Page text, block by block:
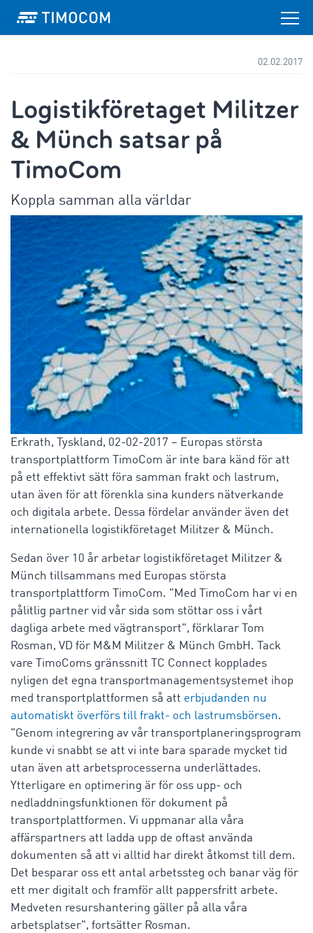
02.02.2017
Logistikföretaget Militzer
& Münch satsar på
TimoCom
Koppla samman alla världar
Erkrath, Tyskland, 02-02-2017 – Europas största
transportplattform TimoCom är inte bara känd för att
på ett effektivt sätt föra samman frakt och lastrum,
utan även för att förenkla sina kunders nätverkande
och digitala arbete. Dessa fördelar använder även det
internationella logistikföretaget Militzer & Münch.
Sedan över 10 år arbetar logistikföretaget Militzer &
Münch tillsammans med Europas största
transportplattform TimoCom. "Med TimoCom har vi en
pålitlig partner vid vår sida som stöttar oss i vårt
dagliga arbete med vägtransport", förklarar Tom
Rosman, VD för M&M Militzer & Münch GmbH. Tack
vare TimoComs gränssnitt TC Connect kopplades
nyligen det egna transportmanagementsystemet ihop
med transportplattformen så att erbjudanden nu
automatiskt överförs till frakt- och lastrumsbörsen.
"Genom integrering av vår transportplaneringsprogram
kunde vi snabbt se att vi inte bara sparade mycket tid
utan även att arbetsprocesserna underlättades.
Ytterligare en optimering är för oss upp- och
nedladdningsfunktionen för dokument på
transportplattformen. Vi uppmanar alla våra
affärspartners att ladda upp de oftast använda
dokumenten så att vi alltid har direkt åtkomst till dem.
Det besparar oss ett antal arbetssteg och banar väg för
ett mer digitalt och framför allt pappersfritt arbete.
Medveten resurshantering gäller på alla våra
arbetsplatser", fortsätter Rosman.